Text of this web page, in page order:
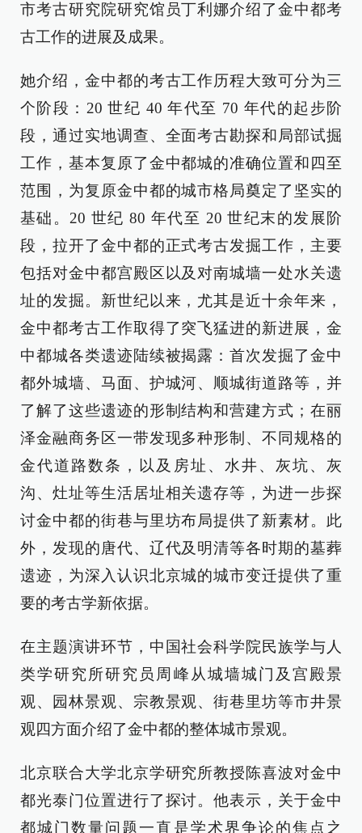
市考古研究院研究馆员丁利娜介绍了金中都考
古工作的进展及成果。
她介绍，金中都的考古工作历程大致可分为三
个阶段：20 世纪 40 年代至 70 年代的起步阶
段，通过实地调查、全面考古勘探和局部试掘
工作，基本复原了金中都城的准确位置和四至
范围，为复原金中都的城市格局奠定了坚实的
基础。20 世纪 80 年代至 20 世纪末的发展阶
段，拉开了金中都的正式考古发掘工作，主要
包括对金中都宫殿区以及对南城墙一处水关遗
址的发掘。新世纪以来，尤其是近十余年来，
金中都考古工作取得了突飞猛进的新进展，金
中都城各类遗迹陆续被揭露：首次发掘了金中
都外城墙、马面、护城河、顺城街道路等，并
了解了这些遗迹的形制结构和营建方式；在丽
泽金融商务区一带发现多种形制、不同规格的
金代道路数条，以及房址、水井、灰坑、灰
沟、灶址等生活居址相关遗存等，为进一步探
讨金中都的街巷与里坊布局提供了新素材。此
外，发现的唐代、辽代及明清等各时期的墓葬
遗迹，为深入认识北京城的城市变迁提供了重
要的考古学新依据。
在主题演讲环节，中国社会科学院民族学与人
类学研究所研究员周峰从城墙城门及宫殿景
观、园林景观、宗教景观、街巷里坊等市井景
观四方面介绍了金中都的整体城市景观。
北京联合大学北京学研究所教授陈喜波对金中
都光泰门位置进行了探讨。他表示，关于金中
都城门数量问题一直是学术界争论的焦点之